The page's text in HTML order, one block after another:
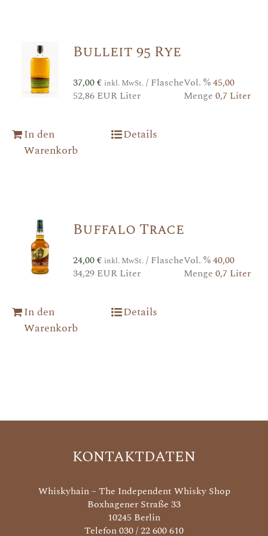
Bulleit 95 Rye
37,00€ inkl. MwSt./ Flasche
52,86 EUR Liter
Vol. %45,00
Menge 0,7 Liter
In den
Warenkorb
Details
Buffalo Trace
24,00€ inkl. MwSt./ Flasche
34,29 EUR Liter
Vol. %40,00
Menge 0,7 Liter
In den
Warenkorb
Details
KONTAKTDATEN
Whiskyhain – The Independent Whisky Shop
Boxhagener Straße 33
10245 Berlin
Telefon 030 / 22 600 610